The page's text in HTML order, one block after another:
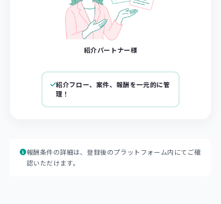
紹介パートナー様
紹介フロー、案件、報酬を一元的に管
理！
報酬条件の詳細は、登録後のプラットフォーム内にてご確
認いただけます。